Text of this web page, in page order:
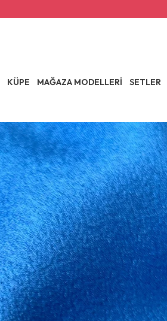
KÜPE MAĞAZA MODELLERİ SETLER